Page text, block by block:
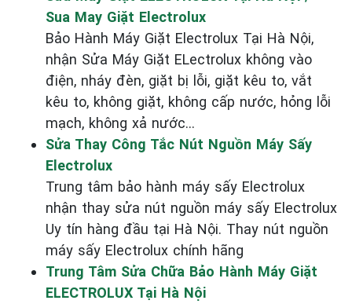
Sua May Giặt Electrolux
Bảo Hành Máy Giặt Electrolux Tại Hà Nội,
nhận Sửa Máy Giặt ELectrolux không vào
điện, nháy đèn, giặt bị lỗi, giặt kêu to, vắt
kêu to, không giặt, không cấp nước, hỏng lỗi
mạch, không xả nước...
Sửa Thay Công Tắc Nút Nguồn Máy Sấy
Electrolux
Trung tâm bảo hành máy sấy Electrolux
nhận thay sửa nút nguồn máy sấy Electrolux
Uy tín hàng đầu tại Hà Nội. Thay nút nguồn
máy sấy Electrolux chính hãng
Trung Tâm Sửa Chữa Bảo Hành Máy Giặt
ELECTROLUX Tại Hà Nội